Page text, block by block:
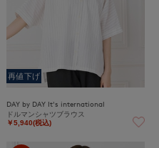
再値下げ
DAY by DAY It's international
ドルマンシャツブラウス
￥5,940(税込)